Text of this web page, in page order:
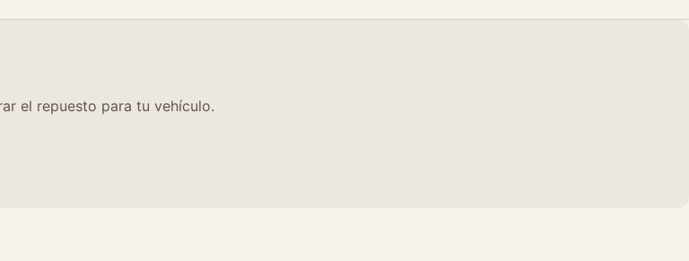
el repuesto para tu vehículo.